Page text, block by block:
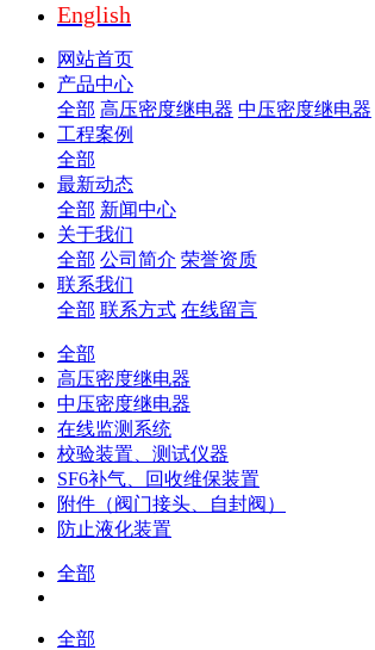
English
网站首页
产品中心
全部 高压密度继电器 中压密度继电器
工程案例
全部
最新动态
全部 新闻中心
关于我们
全部 公司简介 荣誉资质
联系我们
全部 联系方式 在线留言
全部
高压密度继电器
中压密度继电器
在线监测系统
校验装置、测试仪器
SF6补气、回收维保装置
附件（阀门接头、自封阀）
防止液化装置
全部
全部